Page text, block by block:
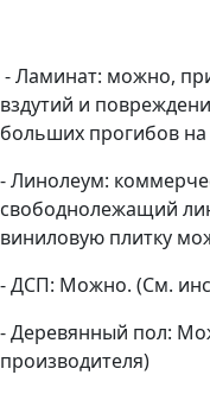
- Ламинат: можно,
вздутий и
больших прогибов
- Линолеум:
свободнолежащий
виниловую плитку
- ДСП: Можно. (См.
- Деревянный пол:
производителя)